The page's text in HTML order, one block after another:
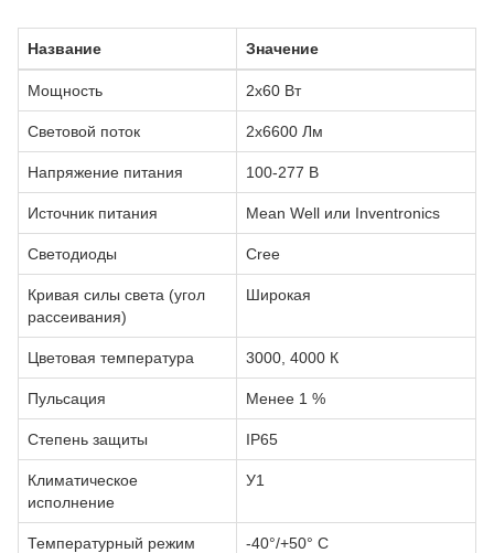
Название Значение
Мощность 2х60 Вт
Световой поток 2х6600 Лм
Напряжение питания 100-277 В
Источник питания Mean Well или Inventronics
Светодиоды Сree
Кривая силы света (угол
рассеивания)
Широкая
Цветовая температура 3000, 4000 К
Пульсация Менее 1 %
Степень защиты IP65
Климатическое
исполнение
У1
Температурный режим -40°/+50° С